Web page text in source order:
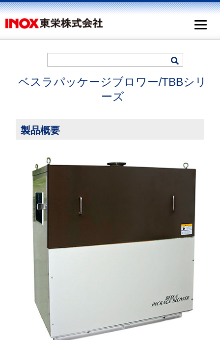
ベスラパッケージブロワー/TBBシリ
ーズ
製品概要